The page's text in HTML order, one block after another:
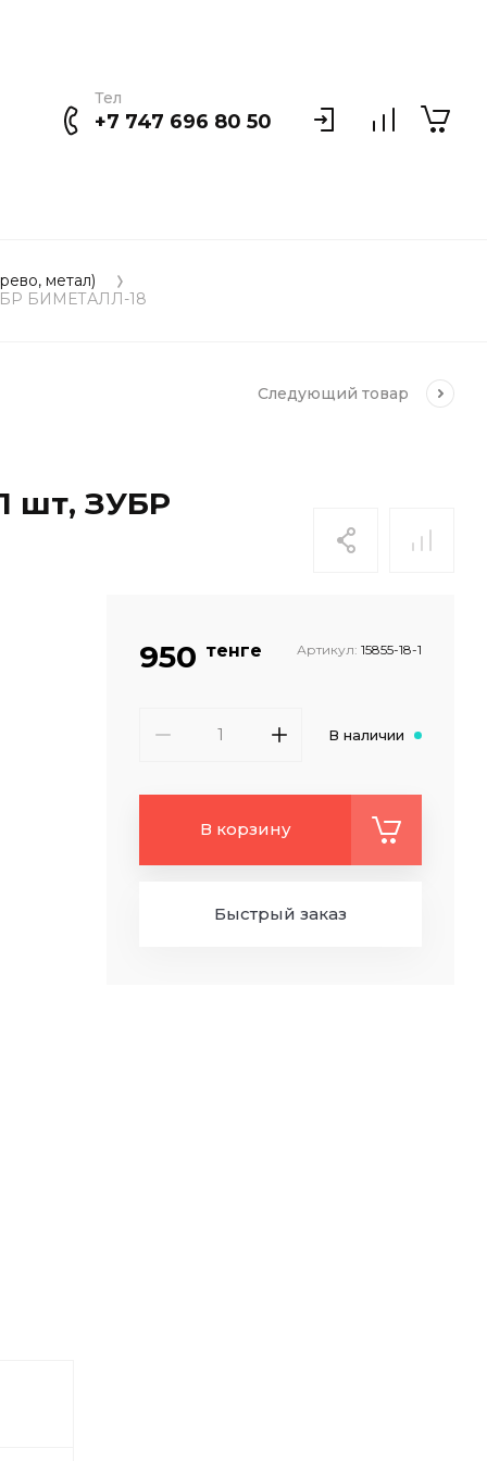
Тел
+7 747 696 80 50
метал)
БИМЕТАЛЛ-18
Следующий товар
шт, ЗУБР
950 тенге Артикул: 15855-18-1
В наличии
В корзину
Быстрый заказ